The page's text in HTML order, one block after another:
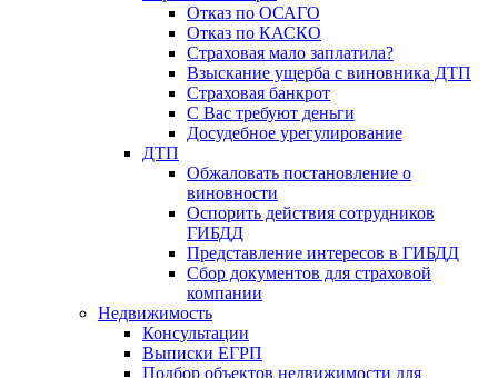
Отказ по ОСАГО
Отказ по КАСКО
Страховая мало заплатила?
Взыскание ущерба с виновника ДТП
Страховая банкрот
С Вас требуют деньги
Досудебное урегулирование
ДТП
Обжаловать постановление о
виновности
Оспорить действия сотрудников
ГИБДД
Представление интересов в ГИБДД
Сбор документов для страховой
компании
Недвижимость
Консультации
Выписки ЕГРП
Подбор объектов недвижимости для